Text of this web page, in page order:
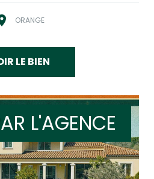
ORANGE
LE BIEN
L'AGENCE